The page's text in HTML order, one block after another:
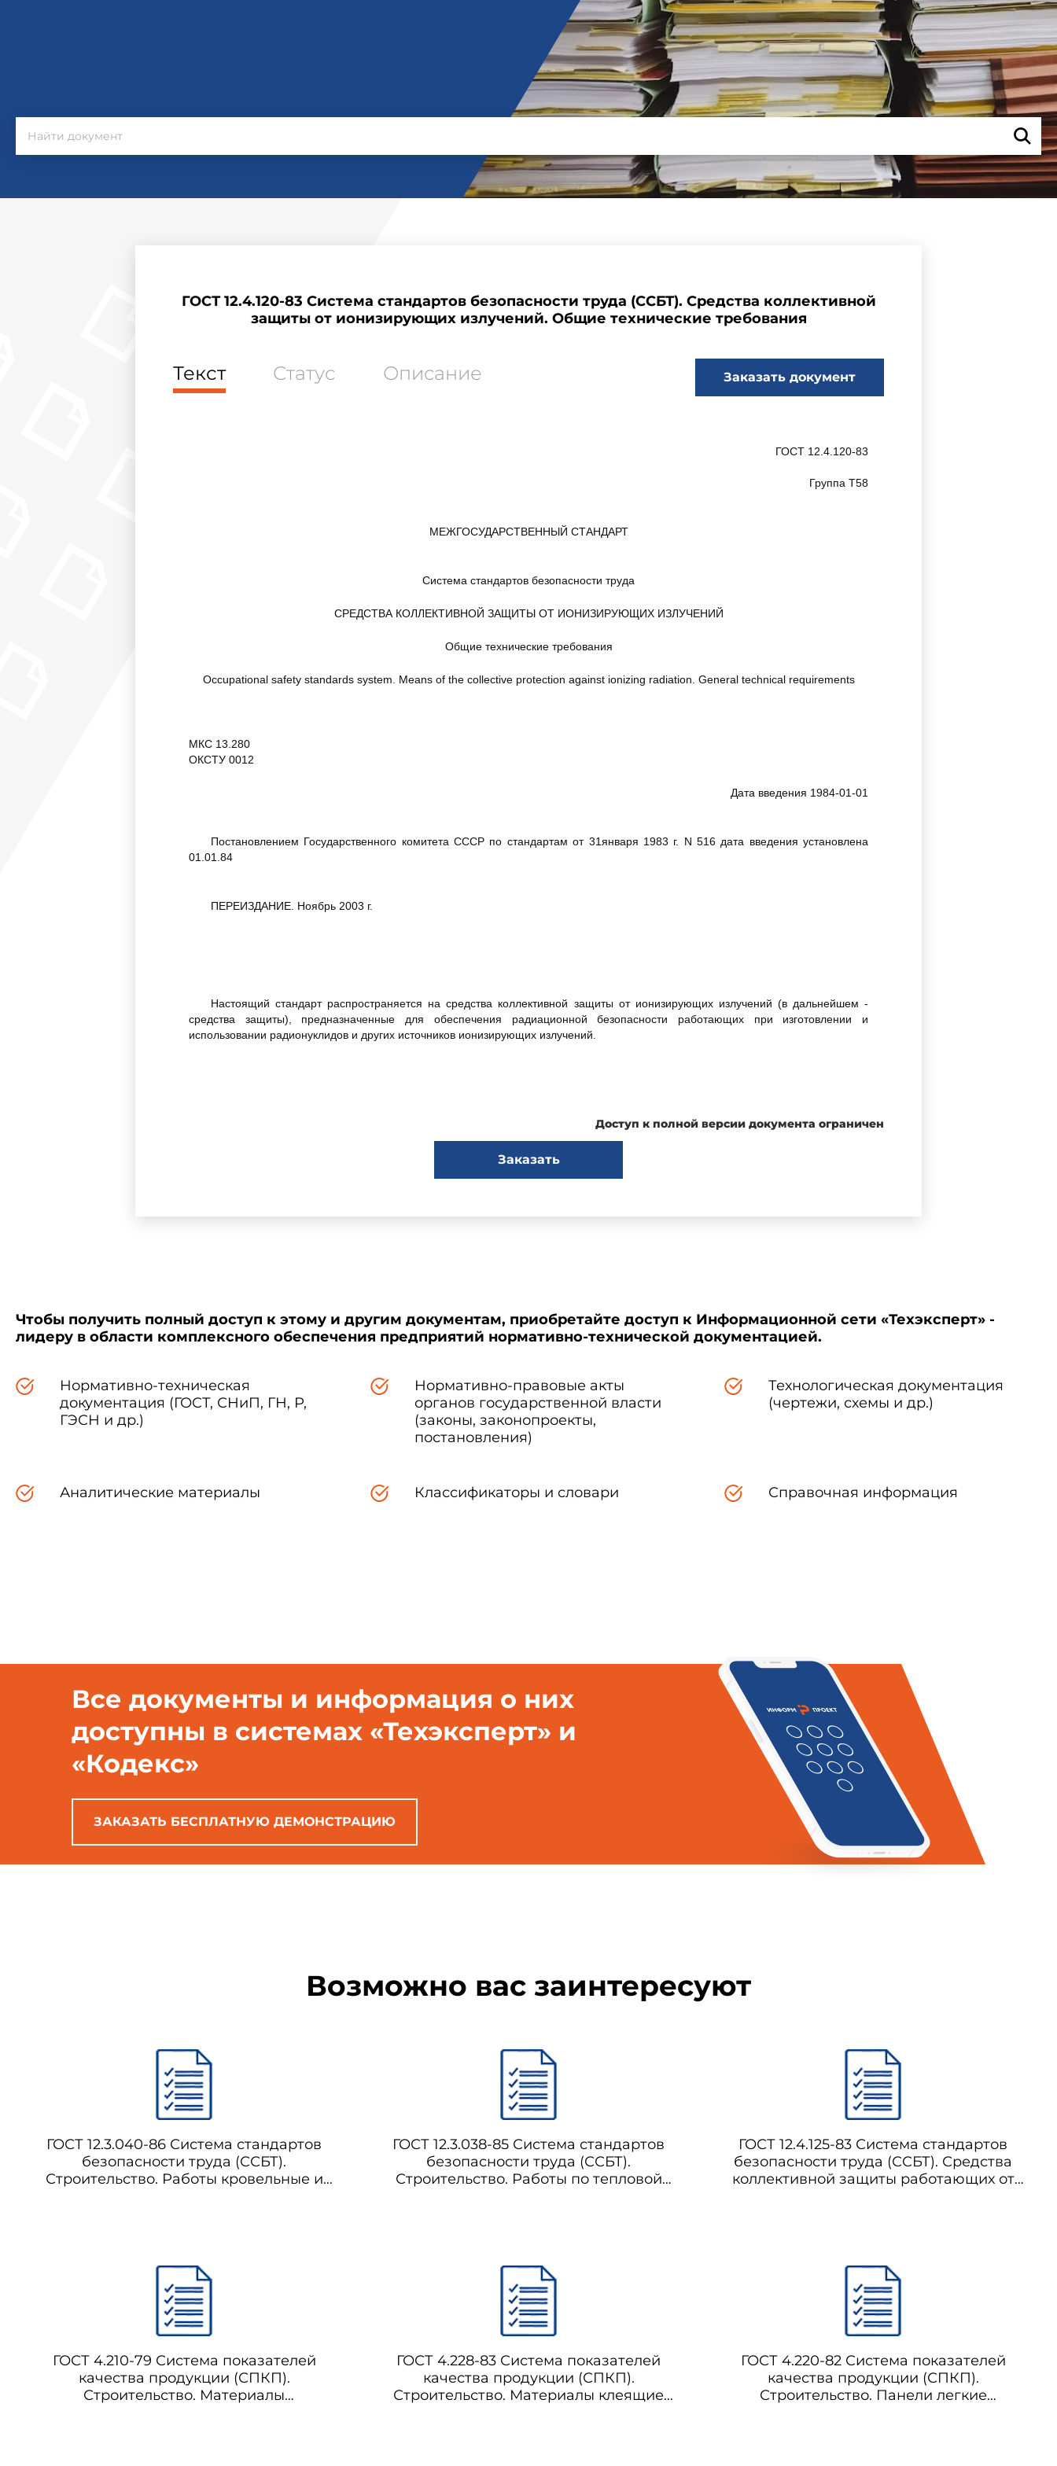
ГОСТ 12.4.120-83 Система стандартов безопасности труда (ССБТ). Средства коллективной
защиты от ионизирующих излучений. Общие технические требования
Текст Статус Описание Заказать документ
ГОСТ 12.4.120-83
Группа Т58
МЕЖГОСУДАРСТВЕННЫЙ СТАНДАРТ
Система стандартов безопасности труда
СРЕДСТВА КОЛЛЕКТИВНОЙ ЗАЩИТЫ ОТ ИОНИЗИРУЮЩИХ ИЗЛУЧЕНИЙ
Общие технические требования
Occupational safety standards system. Means of the collective protection against ionizing radiation. General technical requirements
МКС 13.280
ОКСТУ 0012
Дата введения 1984-01-01
Постановлением Государственного комитета СССР по стандартам от 31января 1983 г. N 516 дата введения установлена
01.01.84
ПЕРЕИЗДАНИЕ. Ноябрь 2003 г.
Настоящий стандарт распространяется на средства коллективной защиты от ионизирующих излучений (в дальнейшем -
средства защиты), предназначенные для обеспечения радиационной безопасности работающих при изготовлении и
использовании радионуклидов и других источников ионизирующих излучений.
средства защиты общего применения.
1.2. Средства защиты от внешнего облучения закрытыми источниками ионизирующих излучений по конструктивному
исполнению подразделяются на:
смешанные.
стационарные;
передвижные.
ограничительные барьеры.
зависимости от способа защиты подразделяются на:
Доступ к полной версии документа ограничен
Заказать
Чтобы получить полный доступ к этому и другим документам, приобретайте доступ к Информационной сети «Техэксперт» -
лидеру в области комплексного обеспечения предприятий нормативно-технической документацией.
Нормативно-техническая
документация (ГОСТ, СНиП, ГН, Р,
ГЭСН и др.)
Нормативно-правовые акты
органов государственной власти
(законы, законопроекты,
постановления)
Технологическая документация
(чертежи, схемы и др.)
Аналитические материалы Классификаторы и словари Справочная информация
Все документы и информация о них
доступны в системах «Техэксперт» и
«Кодекс»
ЗАКАЗАТЬ БЕСПЛАТНУЮ ДЕМОНСТРАЦИЮ
Возможно вас заинтересуют
ГОСТ 12.3.040-86 Система стандартов
безопасности труда (ССБТ).
Строительство. Работы кровельные и
ГОСТ 12.3.038-85 Система стандартов
безопасности труда (ССБТ).
Строительство. Работы по тепловой
ГОСТ 12.4.125-83 Система стандартов
безопасности труда (ССБТ). Средства
коллективной защиты работающих от
ГОСТ 4.210-79 Система показателей
качества продукции (СПКП).
Строительство. Материалы
ГОСТ 4.228-83 Система показателей
качества продукции (СПКП).
Строительство. Материалы клеящие
ГОСТ 4.220-82 Система показателей
качества продукции (СПКП).
Строительство. Панели легкие